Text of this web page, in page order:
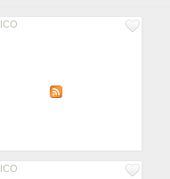
ICO
ICO